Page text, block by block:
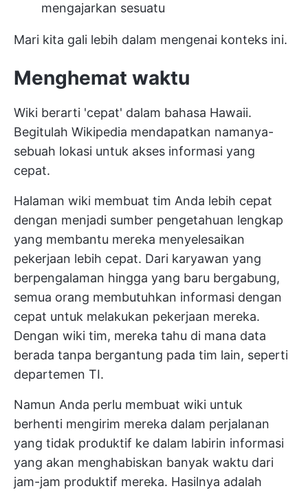
mengajarkan sesuatu
Mari kita gali lebih dalam mengenai konteks ini.
Menghemat waktu
Wiki berarti 'cepat' dalam bahasa Hawaii.
Begitulah Wikipedia mendapatkan namanya-
sebuah lokasi untuk akses informasi yang
cepat.
Halaman wiki membuat tim Anda lebih cepat
dengan menjadi sumber pengetahuan lengkap
yang membantu mereka menyelesaikan
pekerjaan lebih cepat. Dari karyawan yang
berpengalaman hingga yang baru bergabung,
semua orang membutuhkan informasi dengan
cepat untuk melakukan pekerjaan mereka.
Dengan wiki tim, mereka tahu di mana data
berada tanpa bergantung pada tim lain, seperti
departemen TI.
Namun Anda perlu membuat wiki untuk
berhenti mengirim mereka dalam perjalanan
yang tidak produktif ke dalam labirin informasi
yang akan menghabiskan banyak waktu dari
jam-jam produktif mereka. Hasilnya adalah